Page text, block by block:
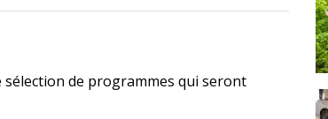
sélection de programmes qui seront